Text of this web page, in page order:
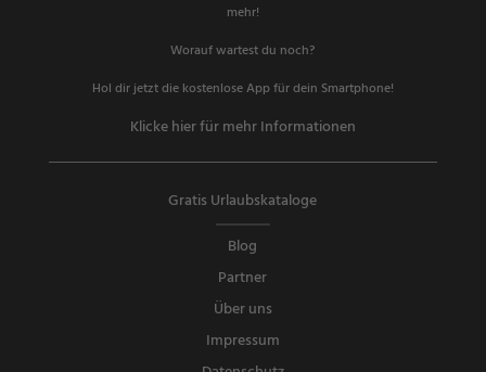
mehr!
Worauf wartest du noch?
Hol dir jetzt die kostenlose App für dein Smartphone!
Klicke hier für mehr Informationen
Gratis Urlaubskataloge
Blog
Partner
Über uns
Impressum